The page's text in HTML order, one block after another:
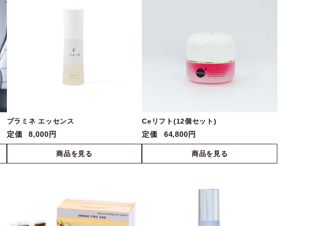
プラミネ エッセンス
定価 8,000円
Ceリフト(12個セット)
定価 64,800円